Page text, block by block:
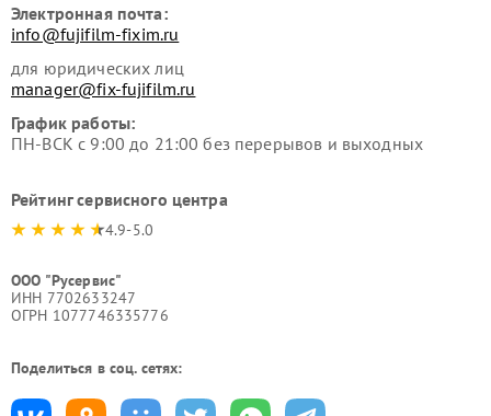
Электронная почта:
info@fujifilm-fixim.ru
для юридических лиц
manager@fix-fujifilm.ru
График работы:
ПН-ВСК с 9:00 до 21:00 без перерывов и выходных
Рейтинг сервисного центра
4.9-5.0
ООО "Русервис"
ИНН 7702633247
ОГРН 1077746335776
Поделиться в соц. сетях: